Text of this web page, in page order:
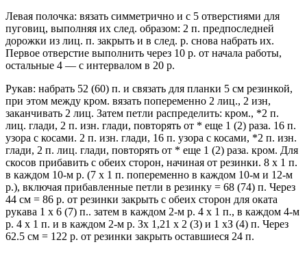
Левая полочка: вязать симметрично и с 5 отверстиями для
пуговиц, выполняя их след. образом: 2 п. предпоследней
дорожки из лиц. п. закрыть и в след. р. снова набрать их.
Первое отверстие выполнить через 10 р. от начала работы,
остальные 4 — с интервалом в 20 р.
Рукав: набрать 52 (60) п. и связать для планки 5 см резинкой,
при этом между кром. вязать попеременно 2 лиц., 2 изн,
заканчивать 2 лиц. Затем петли распределить: кром., *2 п.
лиц. глади, 2 п. изн. глади, повторять от * еще 1 (2) раза. 16 п.
узора с косами. 2 п. изн. глади, 16 п. узора с косами, *2 п. изн.
глади, 2 п. лиц. глади, повторять от * еще 1 (2) раза. кром. Для
скосов прибавить с обеих сторон, начиная от резинки. 8 х 1 п.
в каждом 10-м р. (7 х 1 п. попеременно в каждом 10-м и 12-м
р.), включая прибавленные петли в резинку = 68 (74) п. Через
44 см = 86 р. от резинки закрыть с обеих сторон для оката
рукава 1 х 6 (7) п.. затем в каждом 2-м р. 4 х 1 п., в каждом 4-м
р. 4 х 1 п. и в каждом 2-м р. Зх 1,21 х 2 (3) и 1 хЗ (4) п. Через
62.5 см = 122 р. от резинки закрыть оставшиеся 24 п.